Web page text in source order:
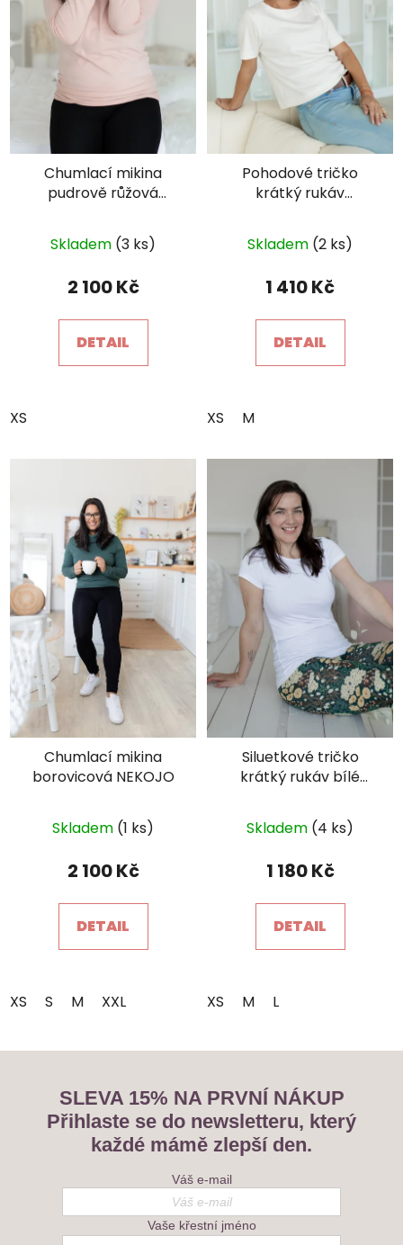
Chumlací mikina
pudrově růžová
hodnocení
produktu
5,0
z
Skladem (3 ks)
2 100 Kč
DETAIL
XS
Pohodové tričko
krátký rukáv
Skladem (2 ks)
1 410 Kč
DETAIL
XS M
Chumlací mikina
borovicová NEKOJO
hodnocení
produktu
5,0
z
Skladem (1 ks)
2 100 Kč
DETAIL
XS S M XXL
Siluetkové tričko
krátký rukáv bílé
Skladem (4 ks)
1 180 Kč
DETAIL
XS M L
SLEVA 15% NA PRVNÍ NÁKUP
Přihlaste se do newsletteru, který
každé mámě zlepší den.
Váš e-mail
Vaše křestní jméno
Je libo SLEVA 15 %
na 1. nákup?
POŠLETE MI SLEVU